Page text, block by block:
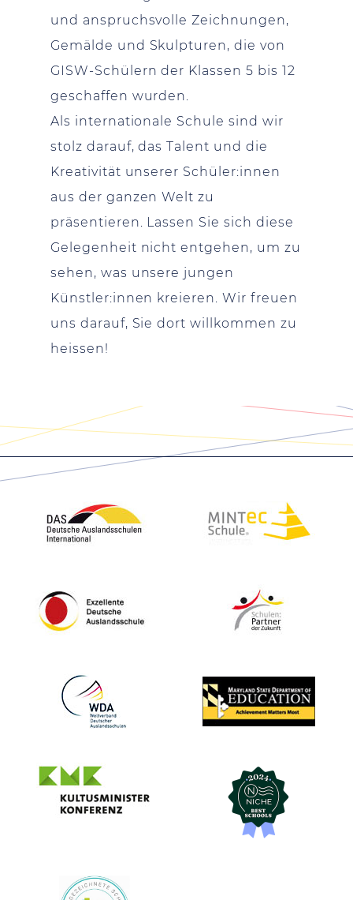
und anspruchsvolle Zeichnungen,
Gemälde und Skulpturen, die von
GISW-Schülern der Klassen 5 bis 12
geschaffen wurden.
Als internationale Schule sind wir
stolz darauf, das Talent und die
Kreativität unserer Schüler:innen
aus der ganzen Welt zu
präsentieren. Lassen Sie sich diese
Gelegenheit nicht entgehen, um zu
sehen, was unsere jungen
Künstler:innen kreieren. Wir freuen
uns darauf, Sie dort willkommen zu
heissen!